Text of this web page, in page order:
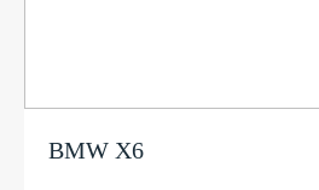
BMW X6